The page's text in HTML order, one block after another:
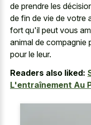
de prendre les
de fin de vie de votre
fort qu'il peut vous
animal de compagnie
pour le leur.
Readers also liked:
L'entraînement Au